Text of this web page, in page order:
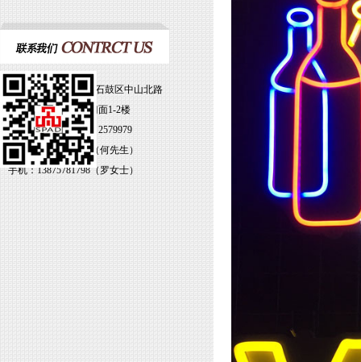
地址：湖南省衡阳市石鼓区中山北路
79号雁北大厦3-4号门面1-2楼
电话：0734-8469338 2579979
手机：15874782999（何先生）
手机：13875781798（罗女士）